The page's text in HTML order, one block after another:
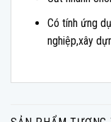
Có tính ứng
nghiệp,xây